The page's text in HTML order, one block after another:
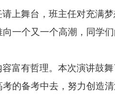
上舞台，班主任对充满
一个又一个高潮，同学
富有哲理。本次演讲鼓
的备考中去，努力创造